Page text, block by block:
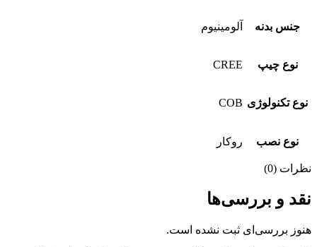
جنس بدنه آلومینیوم
نوع چیپ CREE
نوع تکنولوژی COB
نوع نصب روکار
نظرات (0)
نقد و بررسی‌ها
هنوز بررسی‌ای ثبت نشده است.